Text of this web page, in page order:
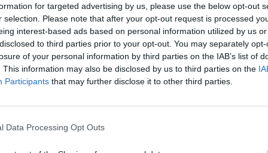
for targeted advertising by us, please use the below opt-out
selection. Please note that after your opt-out request is processed
interest-based ads based on personal information utilized by us
to third parties prior to your opt-out. You may separately
of your personal information by third parties on the IAB’s list of
This information may also be disclosed by us to third parties on the
Participants that may further disclose it to other third parties.
Data Processing Opt Outs
estar al día en las tendencias
un elenco de profesores, todos ellos
a riesgo y Ventura en el sector
desde esta escuela?
práctica, junto a los conocimientos técnicos
talento propio, para mejorar cada uno sus